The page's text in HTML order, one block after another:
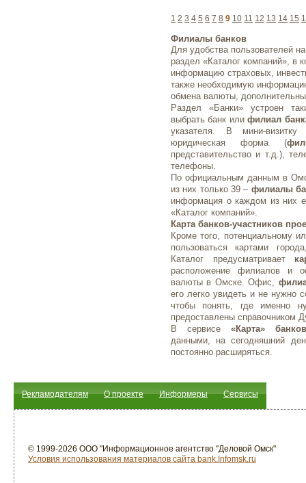
1 2 3 4 5 6 7 8 9 10 11 12 13 14 15
Филиалы банков
Для удобства пользователей
раздел «Каталог компаний», в
информацию страховых,
также необходимую
обмена валюты,
Раздел «Банки» устроен
выбрать банк илифилиал
указателя. В мини-
юридическая форма (
представительство и т.д.),
телефоны.
По официальным данным в
из них только 39 – филиалы
информация о каждом из них
«Каталог компаний».
Карта банков-участников
Кроме того, потенциальному
пользоваться картами
Каталог предусматривает
расположение филиалов и
валюты в Омске. Офис,
его легко увидеть и не нужно
чтобы понять, где именно
предоставлены справочником
В сервисе «Карта» банков
данными, на сегодняшний
постоянно расширяться.
Рекламодателям О проекте Информеры Сервисы
© 1999-2026 ООО "Информационное агентство "Деловой Омск"
Условия использования материалов сайта bank.Infomsk.ru